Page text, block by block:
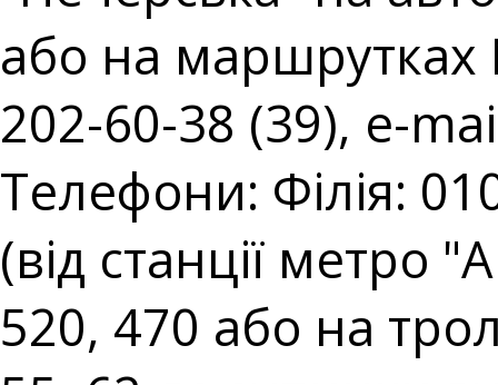
або на маршрутках
202-60-38 (39), e-
Телефони: Філія:
(від станції
520, 470 або на